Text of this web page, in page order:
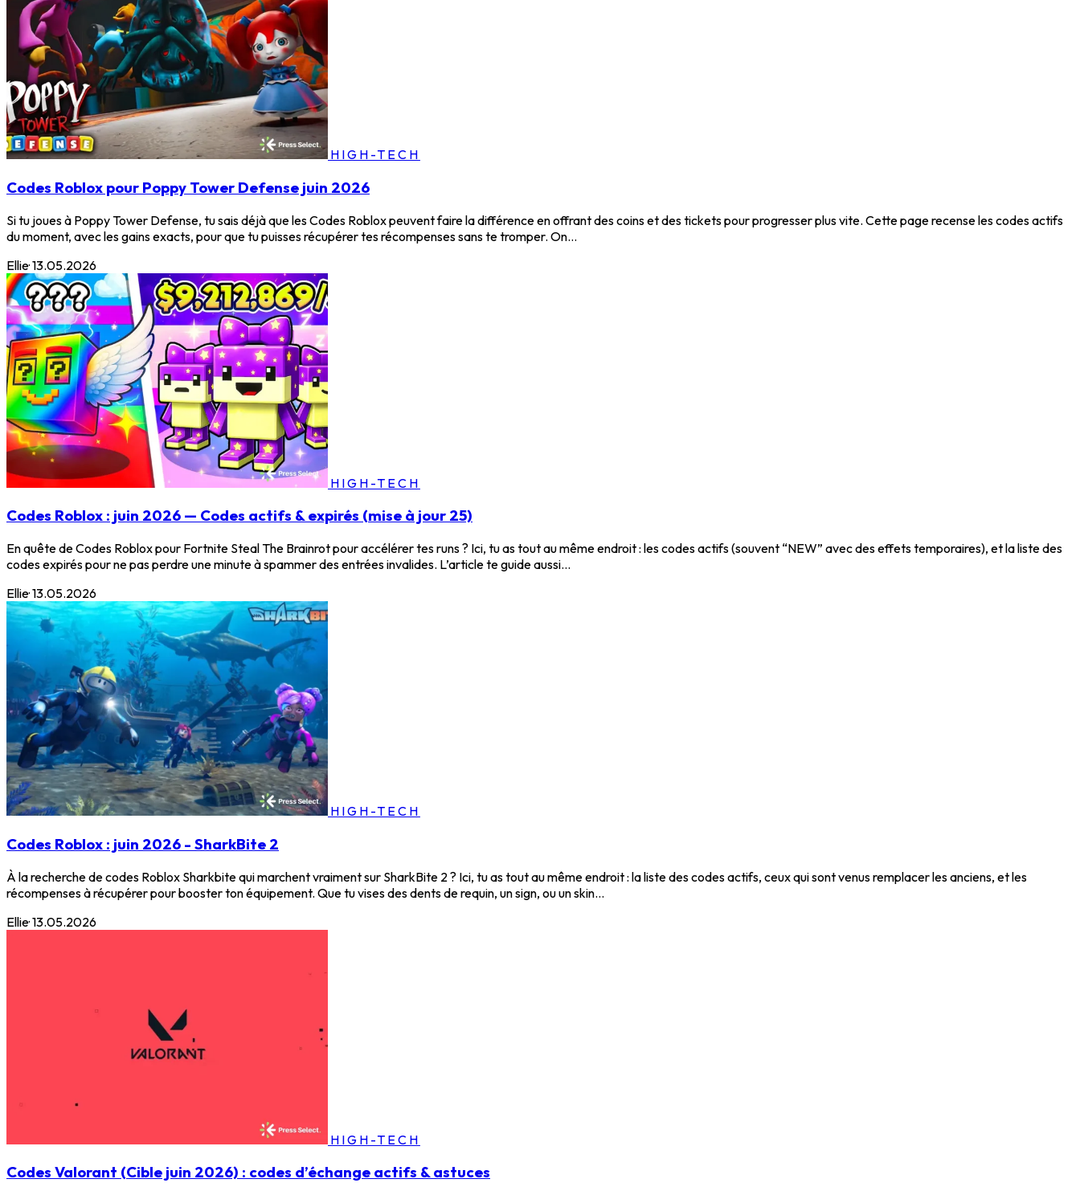
HIGH-TECH
Codes Roblox pour Poppy Tower Defense juin 2026
Si tu joues à Poppy Tower Defense, tu sais déjà que les Codes Roblox peuvent faire la différence en offrant des coins et des tickets pour progresser plus vite. Cette page recense les codes actifs
du moment, avec les gains exacts, pour que tu puisses récupérer tes récompenses sans te tromper. On...
Ellie·13.05.2026
HIGH-TECH
Codes Roblox : juin 2026 — Codes actifs & expirés (mise à jour 25)
En quête de Codes Roblox pour Fortnite Steal The Brainrot pour accélérer tes runs ? Ici, tu as tout au même endroit : les codes actifs (souvent “NEW” avec des effets temporaires), et la liste des
codes expirés pour ne pas perdre une minute à spammer des entrées invalides. L’article te guide aussi...
Ellie·13.05.2026
HIGH-TECH
Codes Roblox : juin 2026 - SharkBite 2
À la recherche de codes Roblox Sharkbite qui marchent vraiment sur SharkBite 2 ? Ici, tu as tout au même endroit : la liste des codes actifs, ceux qui sont venus remplacer les anciens, et les
récompenses à récupérer pour booster ton équipement. Que tu vises des dents de requin, un sign, ou un skin...
Ellie·13.05.2026
HIGH-TECH
Codes Valorant (Cible juin 2026) : codes d’échange actifs & astuces